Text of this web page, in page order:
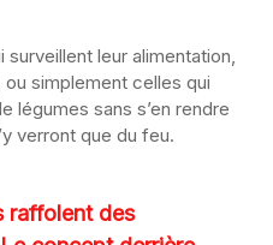
leur alimentation,
simplement celles qui
légumes sans s’en rendre
verront que du feu.
raffolent des